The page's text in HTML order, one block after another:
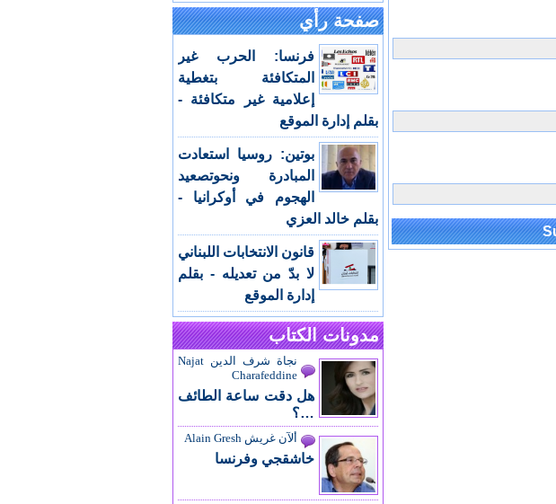
صفحة رأي
فرنسا: الحرب غير
المتكافئة بتغطية
إعلامية غير متكافئة -
بقلم إدارة الموقع
بوتين: روسيا استعادت
المبادرة ونحوتصعيد
الهجوم في أوكرانيا -
بقلم خالد العزي
قانون الانتخابات اللبناني
لا بدّ من تعديله - بقلم
إدارة الموقع
مدونات الكتاب
نجاة شرف الدين Najat
Charafeddine
هل دقت ساعة الطائف
…؟
ألآن غريش Alain Gresh
خاشقجي وفرنسا